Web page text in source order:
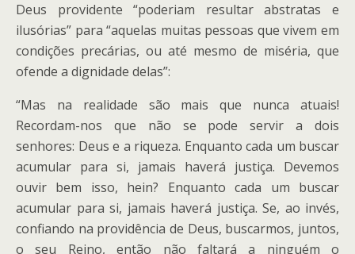
Deus providente “poderiam resultar abstratas e
ilusórias” para “aquelas muitas pessoas que vivem em
condições precárias, ou até mesmo de miséria, que
ofende a dignidade delas”:
“Mas na realidade são mais que nunca atuais!
Recordam-nos que não se pode servir a dois
senhores: Deus e a riqueza. Enquanto cada um buscar
acumular para si, jamais haverá justiça. Devemos
ouvir bem isso, hein? Enquanto cada um buscar
acumular para si, jamais haverá justiça. Se, ao invés,
confiando na providência de Deus, buscarmos, juntos,
o seu Reino, então não faltará a ninguém o